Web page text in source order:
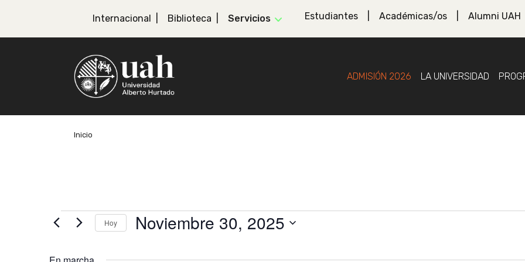
Internacional Biblioteca Servicios Estudiantes Académicas/os Alumni UAH
ADMISIÓN 2026 LA UNIVERSIDAD
Inicio
Eventos
en
Hoy Noviembre 30, 2025